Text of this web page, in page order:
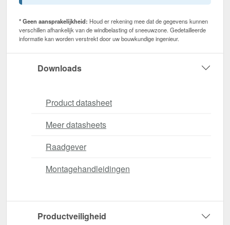
* Geen aansprakelijkheid: Houd er rekening mee dat de gegevens kunnen
verschillen afhankelijk van de windbelasting of sneeuwzone. Gedetailleerde
informatie kan worden verstrekt door uw bouwkundige ingenieur.
Downloads
Product datasheet
Meer datasheets
Raadgever
Montagehandleidingen
Productveiligheid